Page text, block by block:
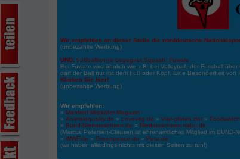
Wir empfehlen an dieser Stelle die norddeutsche
(unbezahlte Werbung)
UND: Fußballtennis begegnet Squash: Fuwate
Bei Fuwate wird ähnlich wie z.B. bei Volleyball, der Fussball
darf der Ball nur mit dem Fuß oder Kopf. Eine Besonderheit von
Klicken Sie hier!
(unbezahlte Werbung)
Wir empfehlen:
» Manfred Mistkäfer Magazin
» Animalequality.de » Loveveg.de » Vier-pfoten.de/ »
» Bund-Niedersachsen.de » Niedersachsen.nabu.de
(Marcus Petersen-Clausen ist ehrenamtliches Mitglied im BUND-
» WWF.de » Greenpeace.de » Peta.de
(wir haben allerdings nichts mit diesen Seiten zu tun!)